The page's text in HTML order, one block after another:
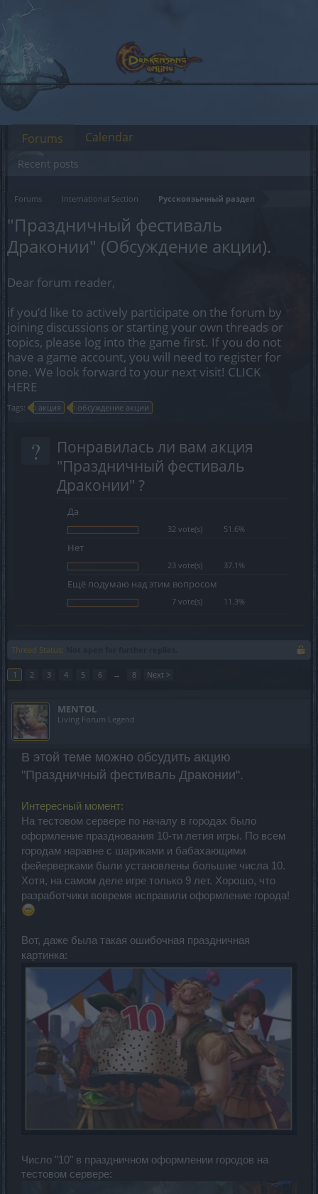
Forums International Section Русскоязычный раздел
"Праздничный фестиваль
Драконии" (Обсуждение акции).
Dear forum reader,
if you’d like to actively participate on the forum by
joining discussions or starting your own threads or
topics, please log into the game first. If you do not
have a game account, you will need to register for
one. We look forward to your next visit! CLICK
HERE
Tags: акция обсуждение акции
?
Понравилась ли вам акция
"Праздничный фестиваль
Драконии" ?
Да
32 vote(s) 51.6%
Нет
23 vote(s) 37.1%
Ещё подумаю над этим вопросом
7 vote(s) 11.3%
Thread Status:
1 2 3 4 5 6 → 8 Next >
MENTOL
Living Forum Legend
В этой теме можно обсудить акцию
"Праздничный фестиваль Драконии".
Интересный момент:
На тестовом сервере по началу в городах было
оформление празднования 10-ти летия игры. По всем
городам наравне с шариками и бабахающими
фейерверками были установлены большие числа 10.
Хотя, на самом деле игре только 9 лет. Хорошо, что
разработчики вовремя исправили оформление города!
Вот, даже была такая ошибочная праздничная
картинка:
Число "10" в праздничном оформлении городов на
тестовом сервере:
Forums
Recent posts
Calendar